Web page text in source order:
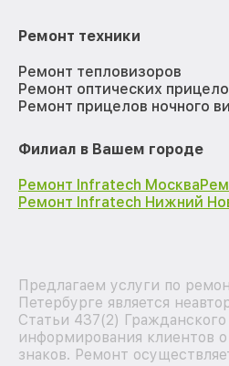
Ремонт техники
Ремонт тепловизоров
Ремонт оптических
Ремонт прицелов ночного
Филиал в Вашем городе
Ремонт Infratech Москва
Ремонт Infratech Нижний
Предлагаем услуги по
Петербурге является
Статьи 437(2)
информирования клиентов
знаков. Ремонт